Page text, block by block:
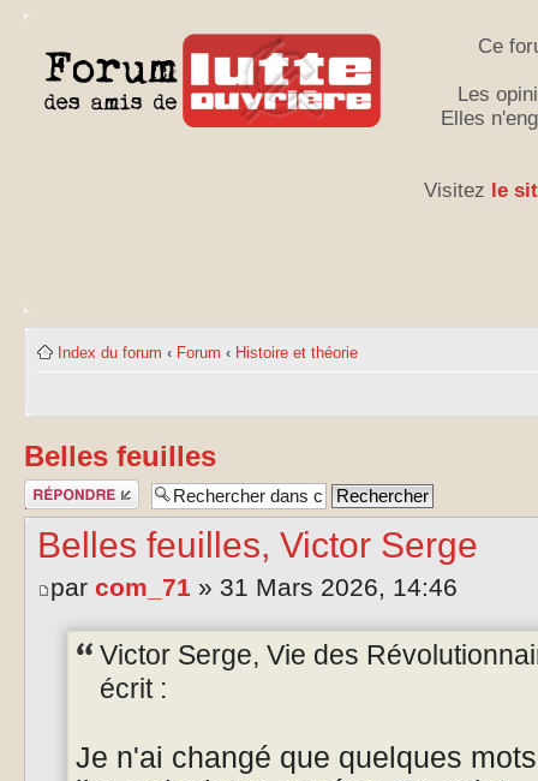
Ce
Les
Elles
Visitez le
Index du forum ‹ Forum ‹ Histoire et théorie
Belles feuilles
Publier une
réponse
Belles feuilles, Victor Serge
par com_71 » 31 Mars 2026, 14:46
Victor Serge, Vie des
écrit :
Je n'ai changé que quelques